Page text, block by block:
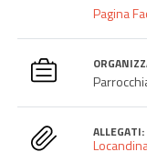
Pagina
ALLEGATI: